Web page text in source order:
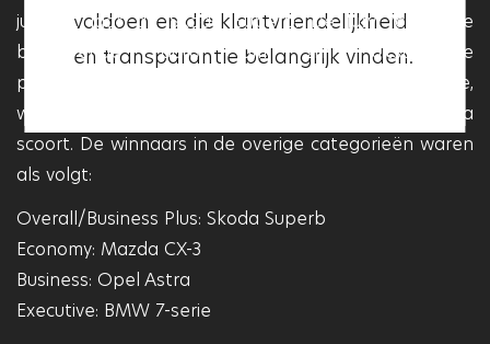
jury dit jaar de Skoda Superb. De jury roemt de
betreffende auto om zijn uitstekende
prijs-/kwaliteitverhouding en om zaken als ruimte,
wegligging en comfort waarop de Skoda ook prima
scoort. De winnaars in de overige categorieën waren
als volgt:
Overall/Business Plus: Skoda Superb
Economy: Mazda CX-3
Business: Opel Astra
Executive: BMW 7-serie
deze garage betrouwbaar en
professioneel is.
voldoen en die klantvriendelijkheid
en transparantie belangrijk vinden.